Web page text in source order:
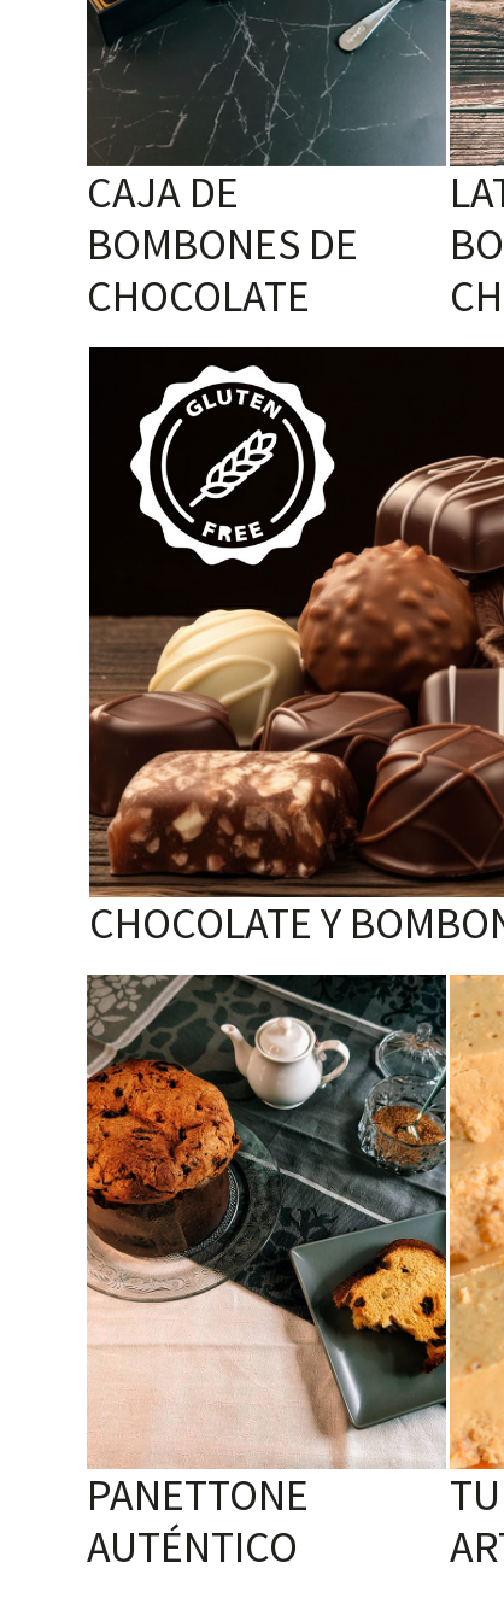
CAJA DE
BOMBONES DE
CHOCOLATE
CHOCOLATE Y
PANETTONE
AUTÉNTICO